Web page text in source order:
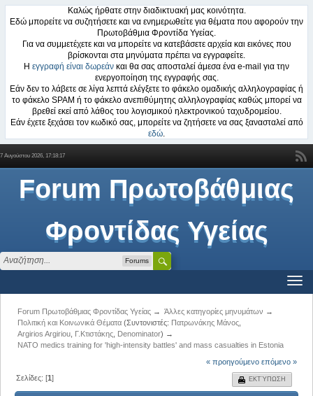
Καλώς ήρθατε στην διαδικτυακή μας κοινότητα.
Εδώ μπορείτε να συζητήσετε και να ενημερωθείτε για θέματα που αφορούν την
Πρωτοβάθμια Φροντίδα Υγείας.
Για να συμμετέχετε και να μπορείτε να κατεβάσετε αρχεία και εικόνες που
βρίσκονται στα μηνύματα πρέπει να εγγραφείτε.
Η εγγραφή είναι δωρεάν και θα σας αποσταλεί άμεσα ένα e-mail για την
ενεργοποίηση της εγγραφής σας.
Εάν δεν το λάβετε σε λίγα λεπτά ελέγξετε το φάκελο ομαδικής αλληλογραφίας ή
το φάκελο SPAM ή το φάκελο ανεπιθύμητης αλληλογραφίας καθώς μπορεί να
βρεθεί εκεί από λάθος του λογισμικού ηλεκτρονικού ταχυδρομείου.
Εάν έχετε ξεχάσει τον κωδικό σας, μπορείτε να ζητήσετε να σας ξανασταλεί από
εδώ.
7 Αυγούστου 2026, 17:18:17
Forum Πρωτοβάθμιας
Φροντίδας Υγείας
Forums
Forum Πρωτοβάθμιας Φροντίδας Υγείας→ Άλλες κατηγορίες μηνυμάτων →
Πολιτική και Κοινωνικά Θέματα(Συντονιστές: Πατρωνάκης Μάνος,
Argirios Argiriou, Γ.Κτιστάκης, Denominator) →
NATO medics training for 'high-intensity battles' and mass casualties in Estonia
« προηγούμενο επόμενο »
ΕΚΤΎΠΩΣΗ
Σελίδες: [1]